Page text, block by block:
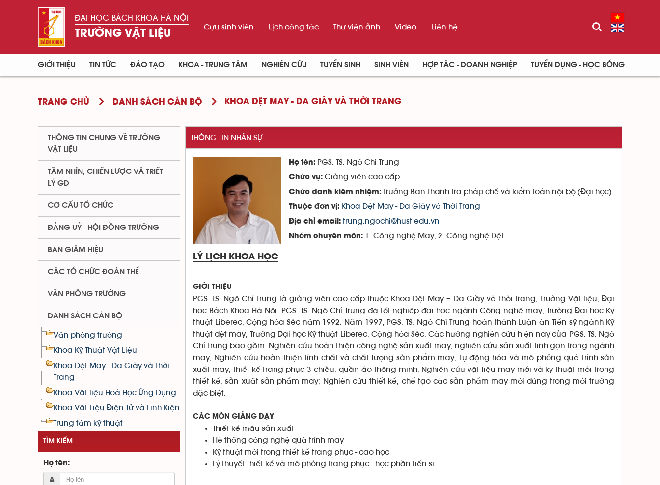
ĐẠI HỌC BÁCH KHOA HÀ NỘI
TRƯỜNG VẬT LIỆU
Cựu sinh viên Lịch công tác Thư viện ảnh Video Liên hệ
GIỚI THIỆU TIN TỨC ĐÀO TẠO KHOA - TRUNG TÂM NGHIÊN CỨU TUYỂN SINH SINH VIÊN HỢP TÁC - DOANH NGHIỆP TUYỂN DỤNG - HỌC BỔNG
TRANG CHỦ DANH SÁCH CÁN BỘ KHOA DỆT MAY - DA GIÀY VÀ THỜI TRANG
THÔNG TIN NHÂN SỰ
Họ tên: PGS. TS. Ngô Chí Trung
Chức vụ: Giảng viên cao cấp
Chức danh kiêm nhiệm: Trưởng Ban Thanh tra pháp chế và kiểm toán nội bộ (Đại học)
Thuộc đơn vị: Khoa Dệt May - Da Giày và Thời Trang
Địa chỉ email: trung.ngochi@hust.edu.vn
Nhóm chuyên môn: 1- Công nghệ May; 2- Công nghệ Dệt
LÝ LỊCH KHOA HỌC
GIỚI THIỆU
PGS. TS. Ngô Chí Trung là giảng viên cao cấp thuộc Khoa Dệt May – Da Giầy và Thời trang, Trường Vật liệu, Đại
học Bách Khoa Hà Nội. PGS. TS. Ngô Chí Trung đã tốt nghiệp đại học ngành Công nghệ may, Trường Đại học Kỹ
thuật Liberec, Cộng hòa Séc năm 1992. Năm 1997, PGS. TS. Ngô Chí Trung hoàn thành Luận án Tiến sỹ ngành Kỹ
thuật dệt may, Trường Đại học Kỹ thuật Liberec, Cộng hòa Séc. Các hướng nghiên cứu hiện nay của PGS. TS. Ngô
Chí Trung bao gồm: Nghiên cứu hoàn thiện công nghệ sản xuất may, nghiên cứu sản xuất tinh gọn trong ngành
may; Nghiên cứu hoàn thiện tính chất và chất lượng sản phẩm may; Tự động hóa và mô phỏng quá trình sản
xuất may, thiết kế trang phục 3 chiều, quần áo thông minh; Nghiên cứu vật liệu may mới và kỹ thuật mới trong
thiết kế, sản xuất sản phẩm may; Nghiên cứu thiết kế, chế tạo các sản phẩm may mới dùng trong môi trường
đặc biệt.
CÁC MÔN GIẢNG DẠY
Thiết kế mẫu sản xuất
Hệ thống công nghệ quá trình may
Kỹ thuật mới trong thiết kế trang phục - cao học
Lý thuyết thiết kế và mô phỏng trang phục - học phần tiến sĩ
THÔNG TIN CHUNG VỀ TRƯỜNG
VẬT LIỆU
TẦM NHÌN, CHIẾN LƯỢC VÀ TRIẾT
LÝ GD
CƠ CẤU TỔ CHỨC
ĐẢNG UỶ - HỘI ĐỒNG TRƯỜNG
BAN GIÁM HIỆU
CÁC TỔ CHỨC ĐOÀN THỂ
VĂN PHÒNG TRƯỜNG
DANH SÁCH CÁN BỘ
Văn phòng trường
Khoa Kỹ Thuật Vật Liệu
Khoa Dệt May - Da Giày và Thời
Trang
Khoa Vật liệu Hoá Học Ứng Dụng
Khoa Vật Liệu Điện Tử và Linh Kiện
Trung tâm kỹ thuật
TÌM KIẾM
Họ tên: